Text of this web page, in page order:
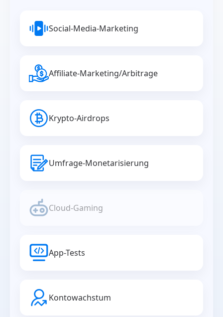
Social-Media-Marketing
Affiliate-Marketing/Arbitrage
Krypto-Airdrops
Umfrage-Monetarisierung
Cloud-Gaming
App-Tests
Kontowachstum